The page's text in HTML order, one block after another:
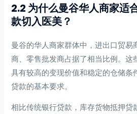
2.2 为什么曼谷华人商家适
款切入医美？
曼谷的华人商家群体中，进出口贸易
商、零售批发商占据了相当比例。这
具有较高的变现价值和稳定的仓储条
贷款的基本要求。
相比传统银行贷款，库存货物抵押贷